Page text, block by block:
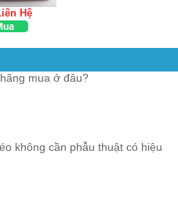
Hệ
mua ở đâu?
không cần phẫu thuật có hiệu